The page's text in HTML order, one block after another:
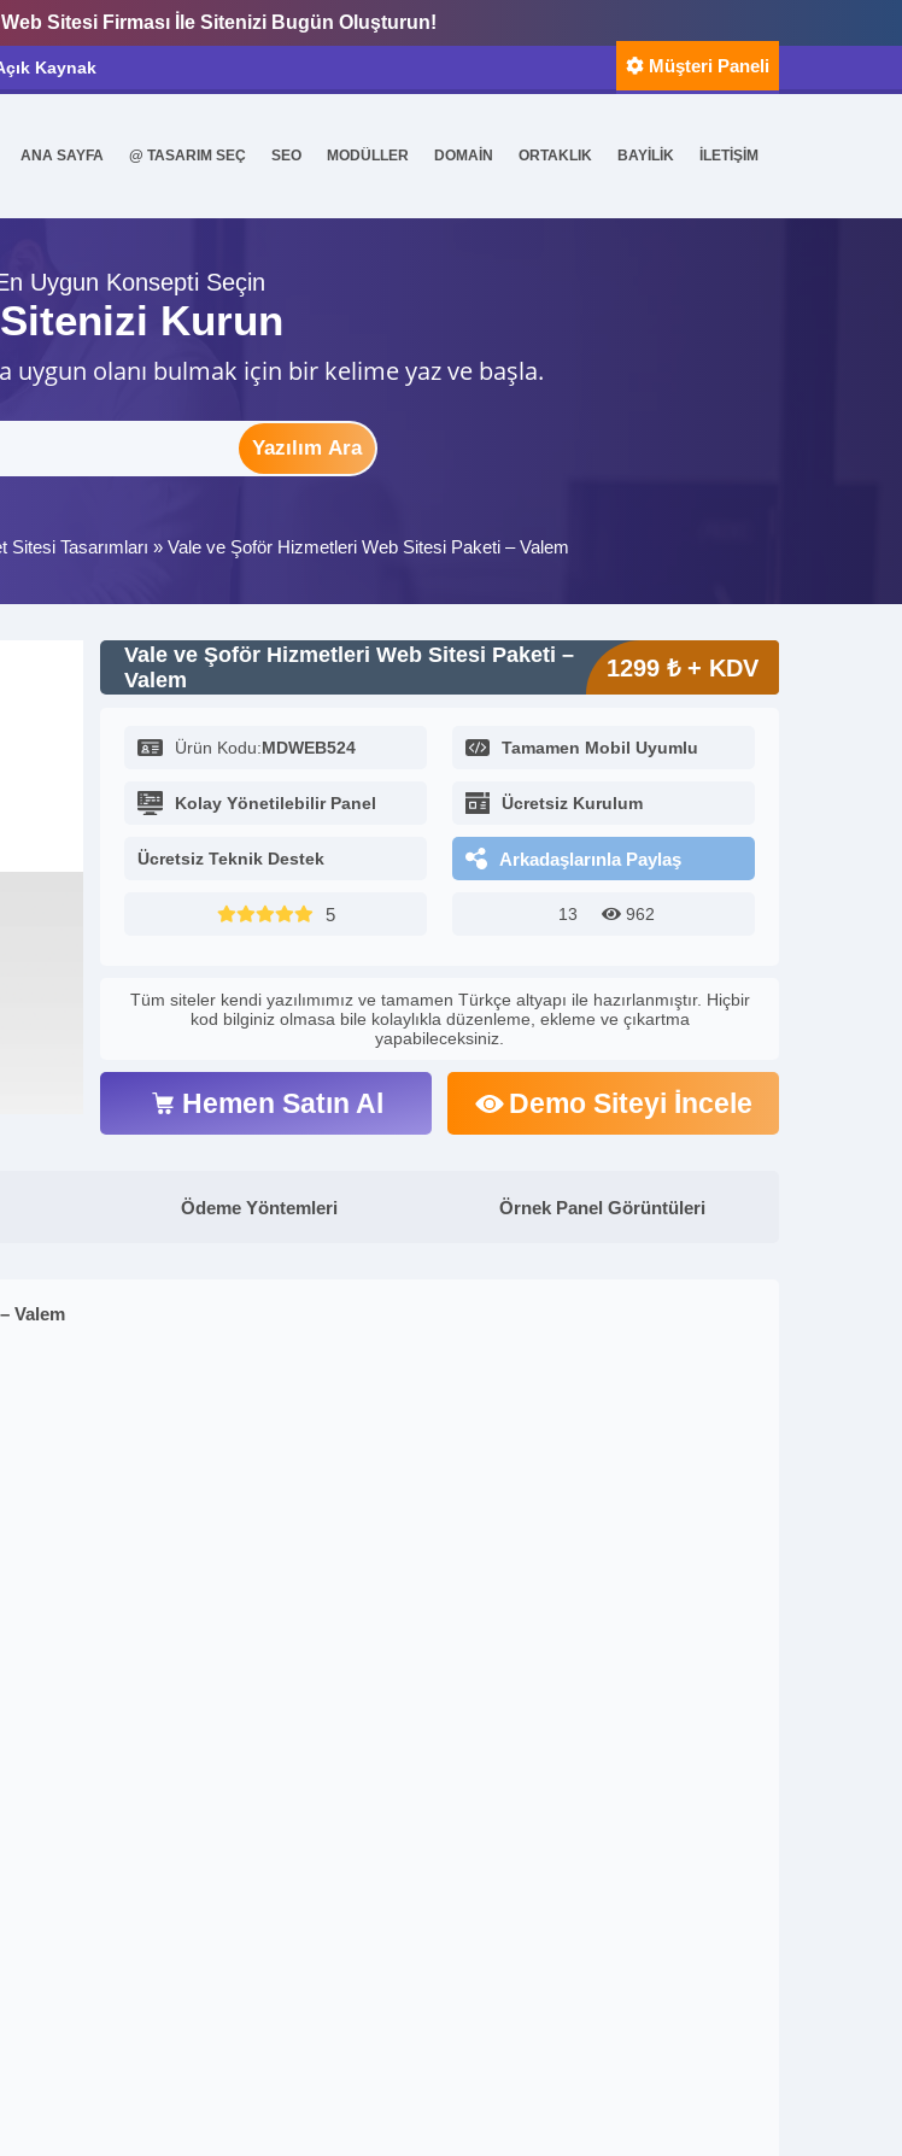
Sitesi Firması İle Sitenizi Bugün Oluşturun!
Kaynak Müşteri Paneli
ANA SAYFA @ TASARIM SEÇ SEO MODÜLLER DOMAİN ORTAKLIK BAYİLİK İLETİŞİM
Uygun Konsepti Seçin
Kurun
uygun olanı bulmak için bir kelime yaz ve başla.
Yazılım Ara
Sitesi Tasarımları » Vale ve Şoför Hizmetleri Web Sitesi Paketi – Valem
Vale ve Şoför Hizmetleri Web Sitesi Paketi –
Valem
1299 ₺ + KDV
Ürün Kodu:MDWEB524 Tamamen Mobil Uyumlu
Kolay Yönetilebilir Panel Ücretsiz Kurulum
Ücretsiz Teknik Destek Arkadaşlarınla Paylaş
5 13 962
Tüm siteler kendi yazılımımız ve tamamen Türkçe altyapı ile hazırlanmıştır. Hiçbir
kod bilginiz olmasa bile kolaylıkla düzenleme, ekleme ve çıkartma
yapabileceksiniz.
Hemen Satın Al Demo Siteyi İncele
Ödeme Yöntemleri Örnek Panel Görüntüleri
Valem